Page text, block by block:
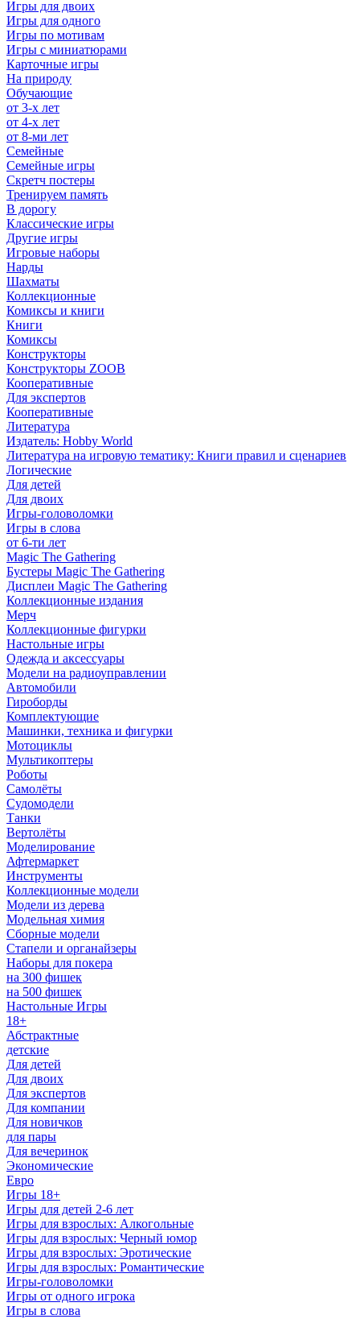
Игры для двоих
Игры для одного
Игры по мотивам
Игры с миниатюрами
Карточные игры
На природу
Обучающие
от 3-х лет
от 4-х лет
от 8-ми лет
Семейные
Семейные игры
Скретч постеры
Тренируем память
В дорогу
Классические игры
Другие игры
Игровые наборы
Нарды
Шахматы
Коллекционные
Комиксы и книги
Книги
Комиксы
Конструкторы
Конструкторы ZOOB
Кооперативные
Для экспертов
Кооперативные
Литература
Издатель: Hobby World
Литература на игровую тематику: Книги правил и сценариев
Логические
Для детей
Для двоих
Игры-головоломки
Игры в слова
от 6-ти лет
Magic The Gathering
Бустеры Magic The Gathering
Дисплеи Magic The Gathering
Коллекционные издания
Мерч
Коллекционные фигурки
Настольные игры
Одежда и аксессуары
Модели на радиоуправлении
Автомобили
Гироборды
Комплектующие
Машинки, техника и фигурки
Мотоциклы
Мультикоптеры
Роботы
Самолёты
Судомодели
Танки
Вертолёты
Моделирование
Афтермаркет
Инструменты
Коллекционные модели
Модели из дерева
Модельная химия
Сборные модели
Стапели и органайзеры
Наборы для покера
на 300 фишек
на 500 фишек
Настольные Игры
18+
Абстрактные
детские
Для детей
Для двоих
Для экспертов
Для компании
Для новичков
для пары
Для вечеринок
Экономические
Евро
Игры 18+
Игры для детей 2-6 лет
Игры для взрослых: Алкогольные
Игры для взрослых: Черный юмор
Игры для взрослых: Эротические
Игры для взрослых: Романтические
Игры-головоломки
Игры от одного игрока
Игры в слова